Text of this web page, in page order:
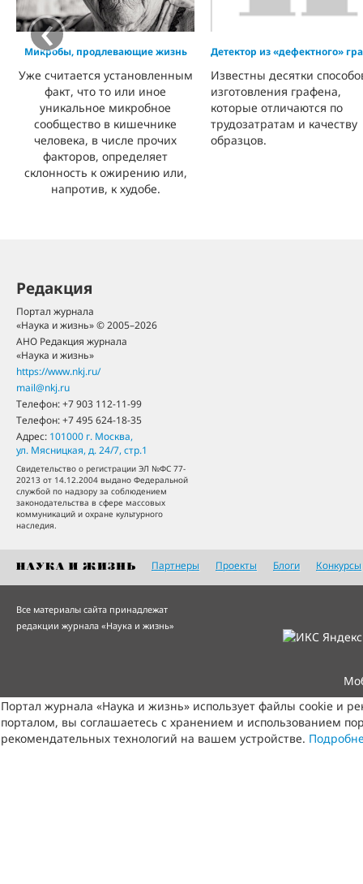
Микробы, продлевающие жизнь
Уже считается установленным
факт, что то или иное
уникальное микробное
сообщество в кишечнике
человека, в числе прочих
факторов, определяет
склонность к ожирению или,
напротив, к худобе.
Детектор из «дефектного»
Известны десятки
изготовления графена,
которые отличаются по
трудозатратам и качеству
образцов.
‹
Редакция
Портал журнала
«Наука и жизнь» © 2005–2026
АНО Редакция журнала
«Наука и жизнь»
https://www.nkj.ru/
mail@nkj.ru
Телефон:+7 903 112-11-99
Телефон:+7 495 624-18-35
Адрес: 101000 г. Москва,
ул. Мясницкая, д. 24/7, стр.1
Свидетельство о регистрации ЭЛ №ФС 77-
20213 от 14.12.2004 выдано Федеральной
службой по надзору за соблюдением
законодательства в сфере массовых
коммуникаций и охране культурного
наследия.
Партнеры Проекты Блоги Конкурсы
Все материалы сайта принадлежат
редакции журнала «Наука и жизнь»
Портал журнала «Наука и жизнь» использует файлы cookie и
порталом, вы соглашаетесь с хранением и использованием
рекомендательных технологий на вашем устройстве.